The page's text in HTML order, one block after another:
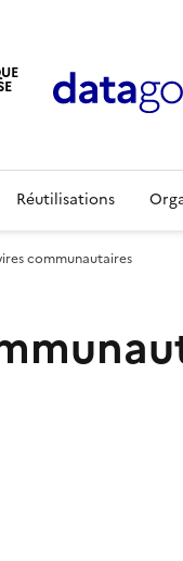
Réutilisations
communautaires